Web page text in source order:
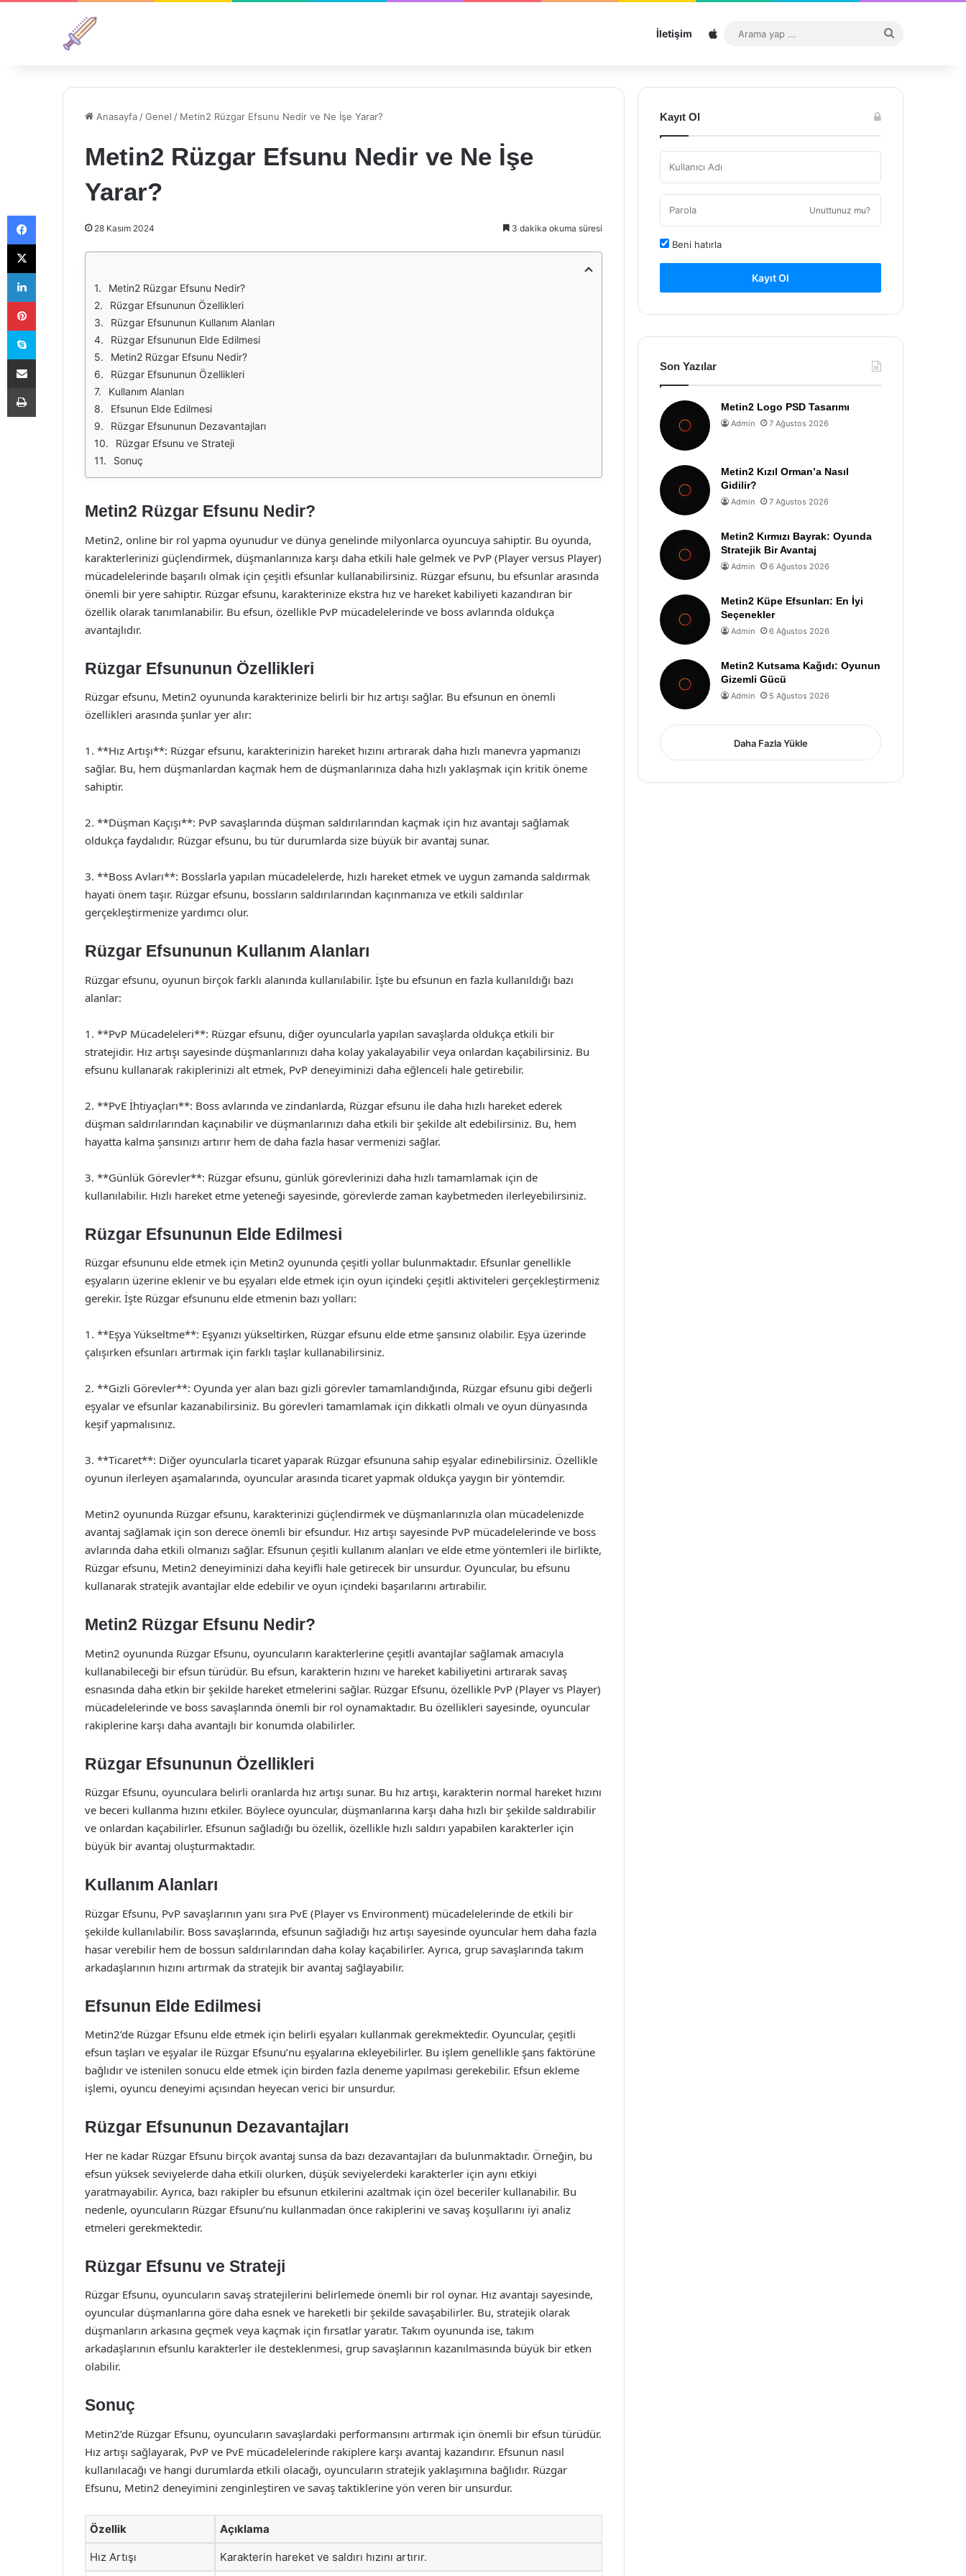
İletişim Sitemap
...
Anasayfa /Genel / Metin2 Rüzgar Efsunu Nedir ve Ne İşe Yarar?
Metin2 Rüzgar Efsunu Nedir ve Ne İşe
Yarar?
28 Kasım 2024 3 dakika okuma süresi
Metin2 Rüzgar Efsunu Nedir?
Rüzgar Efsununun Özellikleri
Rüzgar Efsununun Kullanım Alanları
Rüzgar Efsununun Elde Edilmesi
Metin2 Rüzgar Efsunu Nedir?
Rüzgar Efsununun Özellikleri
Kullanım Alanları
Efsunun Elde Edilmesi
Rüzgar Efsununun Dezavantajları
Rüzgar Efsunu ve Strateji
Sonuç
Metin2 Rüzgar Efsunu Nedir?
Metin2, online bir rol yapma oyunudur ve dünya genelinde milyonlarca oyuncuya sahiptir. Bu oyunda,
karakterlerinizi güçlendirmek, düşmanlarınıza karşı daha etkili hale gelmek ve PvP (Player versus Player)
mücadelelerinde başarılı olmak için çeşitli efsunlar kullanabilirsiniz. Rüzgar efsunu, bu efsunlar arasında
önemli bir yere sahiptir. Rüzgar efsunu, karakterinize ekstra hız ve hareket kabiliyeti kazandıran bir
özellik olarak tanımlanabilir. Bu efsun, özellikle PvP mücadelelerinde ve boss avlarında oldukça
avantajlıdır.
Rüzgar Efsununun Özellikleri
Rüzgar efsunu, Metin2 oyununda karakterinize belirli bir hız artışı sağlar. Bu efsunun en önemli
özellikleri arasında şunlar yer alır:
1. **Hız Artışı**: Rüzgar efsunu, karakterinizin hareket hızını artırarak daha hızlı manevra yapmanızı
sağlar. Bu, hem düşmanlardan kaçmak hem de düşmanlarınıza daha hızlı yaklaşmak için kritik öneme
sahiptir.
2. **Düşman Kaçışı**: PvP savaşlarında düşman saldırılarından kaçmak için hız avantajı sağlamak
oldukça faydalıdır. Rüzgar efsunu, bu tür durumlarda size büyük bir avantaj sunar.
3. **Boss Avları**: Bosslarla yapılan mücadelelerde, hızlı hareket etmek ve uygun zamanda saldırmak
hayati önem taşır. Rüzgar efsunu, bossların saldırılarından kaçınmanıza ve etkili saldırılar
gerçekleştirmenize yardımcı olur.
Rüzgar Efsununun Kullanım Alanları
Rüzgar efsunu, oyunun birçok farklı alanında kullanılabilir. İşte bu efsunun en fazla kullanıldığı bazı
alanlar:
1. **PvP Mücadeleleri**: Rüzgar efsunu, diğer oyuncularla yapılan savaşlarda oldukça etkili bir
stratejidir. Hız artışı sayesinde düşmanlarınızı daha kolay yakalayabilir veya onlardan kaçabilirsiniz. Bu
efsunu kullanarak rakiplerinizi alt etmek, PvP deneyiminizi daha eğlenceli hale getirebilir.
2. **PvE İhtiyaçları**: Boss avlarında ve zindanlarda, Rüzgar efsunu ile daha hızlı hareket ederek
düşman saldırılarından kaçınabilir ve düşmanlarınızı daha etkili bir şekilde alt edebilirsiniz. Bu, hem
hayatta kalma şansınızı artırır hem de daha fazla hasar vermenizi sağlar.
3. **Günlük Görevler**: Rüzgar efsunu, günlük görevlerinizi daha hızlı tamamlamak için de
kullanılabilir. Hızlı hareket etme yeteneği sayesinde, görevlerde zaman kaybetmeden ilerleyebilirsiniz.
Rüzgar Efsununun Elde Edilmesi
Rüzgar efsununu elde etmek için Metin2 oyununda çeşitli yollar bulunmaktadır. Efsunlar genellikle
eşyaların üzerine eklenir ve bu eşyaları elde etmek için oyun içindeki çeşitli aktiviteleri gerçekleştirmeniz
gerekir. İşte Rüzgar efsununu elde etmenin bazı yolları:
1. **Eşya Yükseltme**: Eşyanızı yükseltirken, Rüzgar efsunu elde etme şansınız olabilir. Eşya üzerinde
çalışırken efsunları artırmak için farklı taşlar kullanabilirsiniz.
2. **Gizli Görevler**: Oyunda yer alan bazı gizli görevler tamamlandığında, Rüzgar efsunu gibi değerli
eşyalar ve efsunlar kazanabilirsiniz. Bu görevleri tamamlamak için dikkatli olmalı ve oyun dünyasında
keşif yapmalısınız.
3. **Ticaret**: Diğer oyuncularla ticaret yaparak Rüzgar efsununa sahip eşyalar edinebilirsiniz. Özellikle
oyunun ilerleyen aşamalarında, oyuncular arasında ticaret yapmak oldukça yaygın bir yöntemdir.
Metin2 oyununda Rüzgar efsunu, karakterinizi güçlendirmek ve düşmanlarınızla olan mücadelenizde
avantaj sağlamak için son derece önemli bir efsundur. Hız artışı sayesinde PvP mücadelelerinde ve boss
avlarında daha etkili olmanızı sağlar. Efsunun çeşitli kullanım alanları ve elde etme yöntemleri ile birlikte,
Rüzgar efsunu, Metin2 deneyiminizi daha keyifli hale getirecek bir unsurdur. Oyuncular, bu efsunu
kullanarak stratejik avantajlar elde edebilir ve oyun içindeki başarılarını artırabilir.
Metin2 Rüzgar Efsunu Nedir?
Metin2 oyununda Rüzgar Efsunu, oyuncuların karakterlerine çeşitli avantajlar sağlamak amacıyla
kullanabileceği bir efsun türüdür. Bu efsun, karakterin hızını ve hareket kabiliyetini artırarak savaş
esnasında daha etkin bir şekilde hareket etmelerini sağlar. Rüzgar Efsunu, özellikle PvP (Player vs Player)
mücadelelerinde ve boss savaşlarında önemli bir rol oynamaktadır. Bu özellikleri sayesinde, oyuncular
rakiplerine karşı daha avantajlı bir konumda olabilirler.
Rüzgar Efsununun Özellikleri
Rüzgar Efsunu, oyunculara belirli oranlarda hız artışı sunar. Bu hız artışı, karakterin normal hareket hızını
ve beceri kullanma hızını etkiler. Böylece oyuncular, düşmanlarına karşı daha hızlı bir şekilde saldırabilir
ve onlardan kaçabilirler. Efsunun sağladığı bu özellik, özellikle hızlı saldırı yapabilen karakterler için
büyük bir avantaj oluşturmaktadır.
Kullanım Alanları
Rüzgar Efsunu, PvP savaşlarının yanı sıra PvE (Player vs Environment) mücadelelerinde de etkili bir
şekilde kullanılabilir. Boss savaşlarında, efsunun sağladığı hız artışı sayesinde oyuncular hem daha fazla
hasar verebilir hem de bossun saldırılarından daha kolay kaçabilirler. Ayrıca, grup savaşlarında takım
arkadaşlarının hızını artırmak da stratejik bir avantaj sağlayabilir.
Efsunun Elde Edilmesi
Metin2’de Rüzgar Efsunu elde etmek için belirli eşyaları kullanmak gerekmektedir. Oyuncular, çeşitli
efsun taşları ve eşyalar ile Rüzgar Efsunu’nu eşyalarına ekleyebilirler. Bu işlem genellikle şans faktörüne
bağlıdır ve istenilen sonucu elde etmek için birden fazla deneme yapılması gerekebilir. Efsun ekleme
işlemi, oyuncu deneyimi açısından heyecan verici bir unsurdur.
Rüzgar Efsununun Dezavantajları
Her ne kadar Rüzgar Efsunu birçok avantaj sunsa da bazı dezavantajları da bulunmaktadır. Örneğin, bu
efsun yüksek seviyelerde daha etkili olurken, düşük seviyelerdeki karakterler için aynı etkiyi
yaratmayabilir. Ayrıca, bazı rakipler bu efsunun etkilerini azaltmak için özel beceriler kullanabilir. Bu
nedenle, oyuncuların Rüzgar Efsunu’nu kullanmadan önce rakiplerini ve savaş koşullarını iyi analiz
etmeleri gerekmektedir.
Rüzgar Efsunu ve Strateji
Rüzgar Efsunu, oyuncuların savaş stratejilerini belirlemede önemli bir rol oynar. Hız avantajı sayesinde,
oyuncular düşmanlarına göre daha esnek ve hareketli bir şekilde savaşabilirler. Bu, stratejik olarak
düşmanların arkasına geçmek veya kaçmak için fırsatlar yaratır. Takım oyununda ise, takım
arkadaşlarının efsunlu karakterler ile desteklenmesi, grup savaşlarının kazanılmasında büyük bir etken
olabilir.
Sonuç
Metin2’de Rüzgar Efsunu, oyuncuların savaşlardaki performansını artırmak için önemli bir efsun türüdür.
Hız artışı sağlayarak, PvP ve PvE mücadelelerinde rakiplere karşı avantaj kazandırır. Efsunun nasıl
kullanılacağı ve hangi durumlarda etkili olacağı, oyuncuların stratejik yaklaşımına bağlıdır. Rüzgar
Efsunu, Metin2 deneyimini zenginleştiren ve savaş taktiklerine yön veren bir unsurdur.
Özellik Açıklama
Hız Artışı Karakterin hareket ve saldırı hızını artırır.
Kayıt Ol
Unuttunuz mu?
Beni hatırla
Kayıt Ol
Son Yazılar
Metin2 Logo PSD Tasarımı
Admin 7 Ağustos 2026
Metin2 Kızıl Orman’a Nasıl
Gidilir?
Admin 7 Ağustos 2026
Metin2 Kırmızı Bayrak: Oyunda
Stratejik Bir Avantaj
Admin 6 Ağustos 2026
Metin2 Küpe Efsunları: En İyi
Seçenekler
Admin 6 Ağustos 2026
Metin2 Kutsama Kağıdı: Oyunun
Gizemli Gücü
Admin 5 Ağustos 2026
Daha Fazla Yükle
Facebook
X
LinkedIn
Pinterest
Skype
E-Posta ile paylaş